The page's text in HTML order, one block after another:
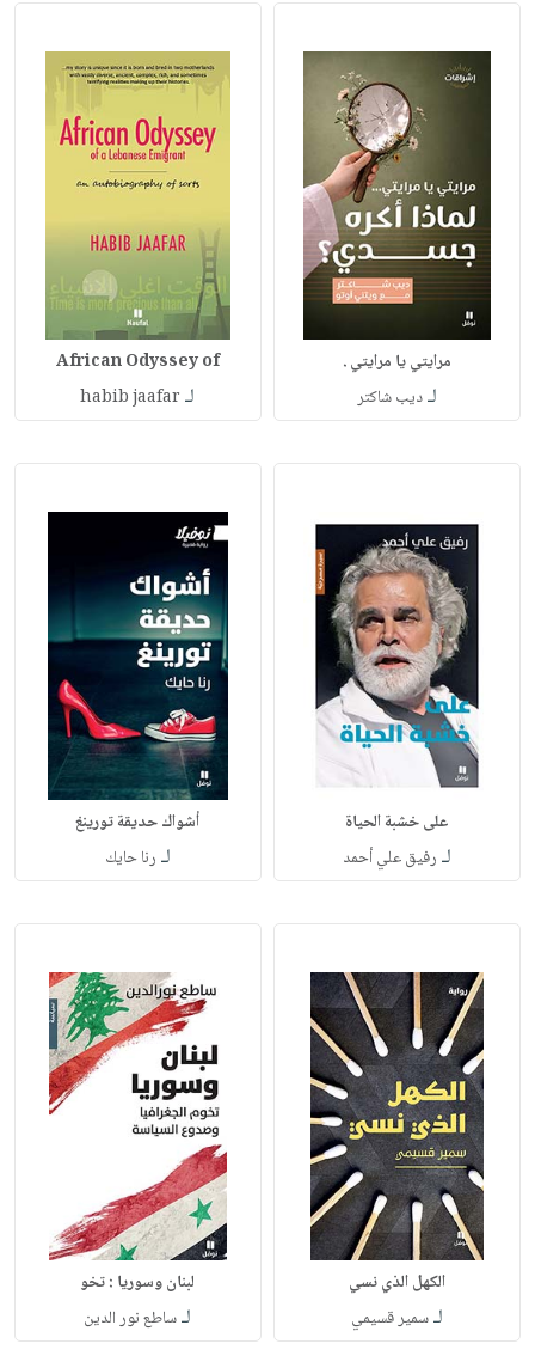
مرايتي يا مرايتي .
لـديب شاكتر
African Odyssey of
لـ habib jaafar
على خشبة الحياة
لـ رفيق علي أحمد
أشواك حديقة تورينغ
لـ رنا حايك
الكهل الذي نسي
لـسمير قسيمي
لبنان وسوريا : تخو
لـساطع نور الدين